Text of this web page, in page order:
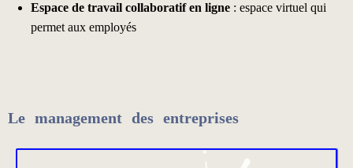
Espace de travail collaboratif en ligne : espace virtuel qui
permet aux employés
Le management des entreprises